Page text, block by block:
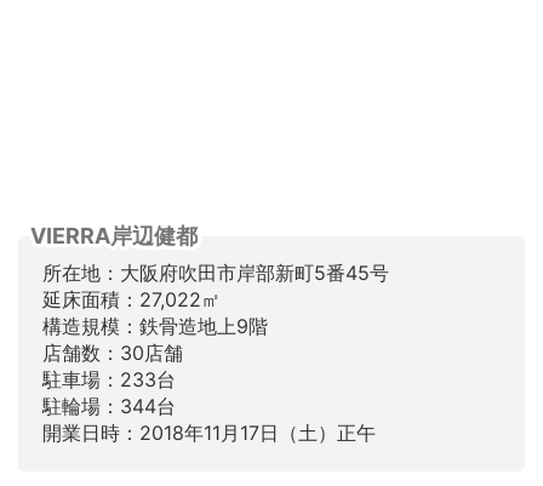
VIERRA岸辺健都
所在地：大阪府吹田市岸部新町5番45号
延床面積：27,022㎡
構造規模：鉄骨造地上9階
店舗数：30店舗
駐車場：233台
駐輪場：344台
開業日時：2018年11月17日（土）正午